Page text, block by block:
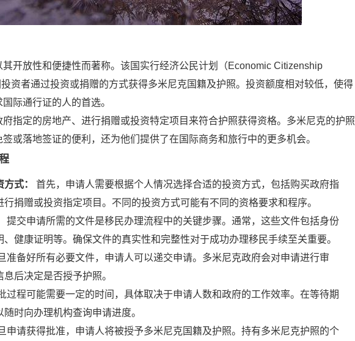
开放性和便捷性而著称。该国实行经济公民计划（Economic Citizenship
资者通过投资或捐赠的方式获得多米尼克国籍及护照。投资额度相对较低，使得
际通行证的人的首选。
指定的房地产、进行捐赠或投资特定项目来符合护照获得资格。多米尼克的护照
或落地签证的便利，还为他们提供了在国际商务和旅行中的更多机会。
式：
首先，申请人需要根据个人情况选择合适的投资方式，包括购买政府指
行捐赠或投资指定项目。不同的投资方式可能有不同的资格要求和程序。
提交申请所需的文件是移民办理流程中的关键步骤。通常，这些文件包括身份
、健康证明等。确保文件的真实性和完整性对于成功办理移民手续至关重要。
准备好所有必要文件，申请人可以递交申请。多米尼克政府会对申请进行审
后决定是否授予护照。
过程可能需要一定的时间，具体取决于申请人数和政府的工作效率。在等待期
时向办理机构查询申请进度。
申请获得批准，申请人将被授予多米尼克国籍及护照。持有多米尼克护照的个